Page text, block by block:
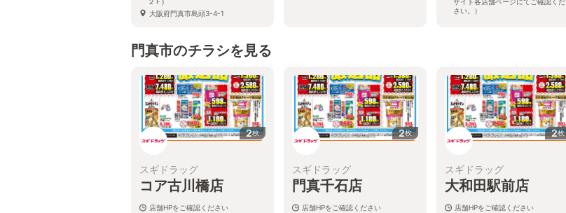
大阪府門真市島頭3-4-1
さい。）
門真市のチラシを見る
2枚
スギドラッグ
コア古川橋店
店舗HPをご確認ください
2枚
スギドラッグ
門真千石店
店舗HPをご確認ください
2枚
スギドラッグ
大和田駅前店
店舗HPをご確認ください